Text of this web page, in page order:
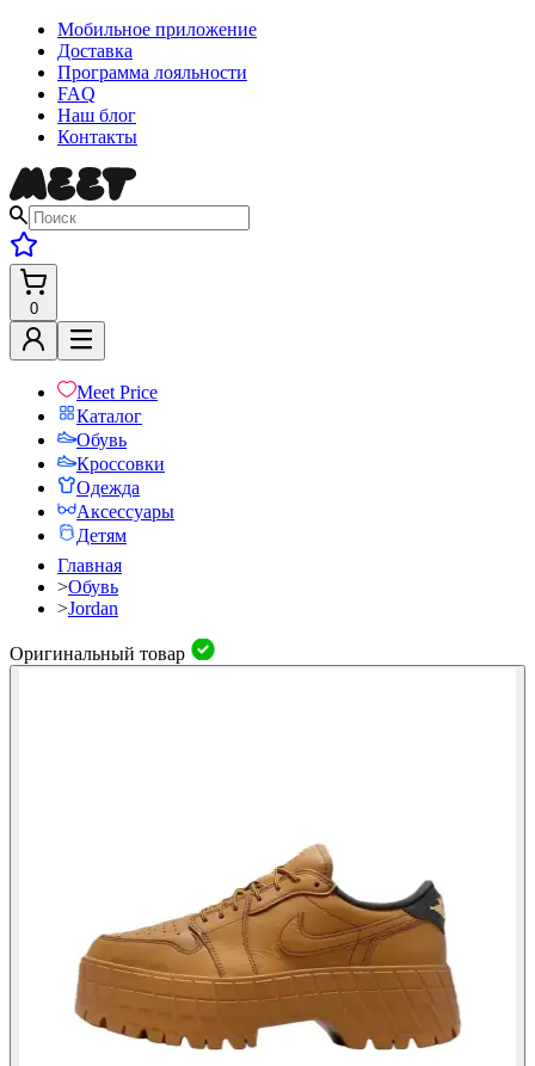
Мобильное приложение
Доставка
Программа лояльности
FAQ
Наш блог
Контакты
0
Meet Price
Каталог
Обувь
Кроссовки
Одежда
Аксессуары
Детям
Главная
>Обувь
>Jordan
Оригинальный товар